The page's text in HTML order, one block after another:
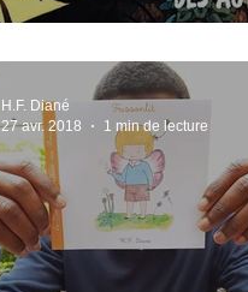
H.F. Diané
27 avr. 2018
1 min de lecture